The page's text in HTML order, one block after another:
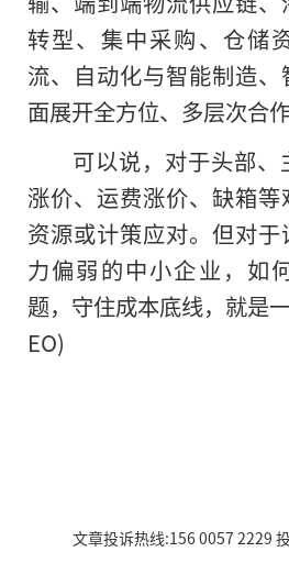
转型、集中采购、仓储
流、自动化与智能制造
面展开全方位、多层次合作
可以说，对于头部
涨价、运费涨价、缺箱
资源或计策应对。但对
力偏弱的中小企业，如
题，守住成本底线，就是
EO)
文章投诉热线:156 0057 2229